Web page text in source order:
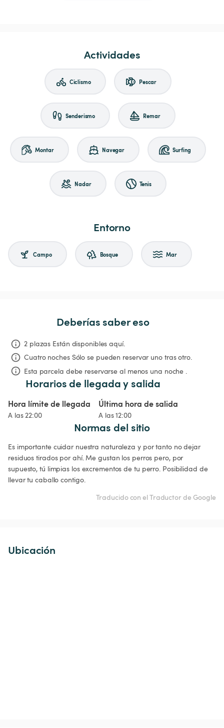
Actividades
Ciclismo Pescar
Senderismo Remar
Montar Navegar Surfing
Nadar Tenis
Entorno
Campo Bosque Mar
Deberías saber eso
2 plazas Están disponibles aquí.
Cuatro noches Sólo se pueden reservar uno tras otro.
Esta parcela debe reservarse al menos una noche .
Horarios de llegada y salida
Hora límite de llegada
A las 22:00
Última hora de salida
A las 12:00
Normas del sitio
Es importante cuidar nuestra naturaleza y por tanto no dejar
residuos tirados por ahí. Me gustan los perros pero, por
supuesto, tú limpias los excrementos de tu perro. Posibilidad de
llevar tu caballo contigo.
Traducido con el Traductor de Google
Ubicación